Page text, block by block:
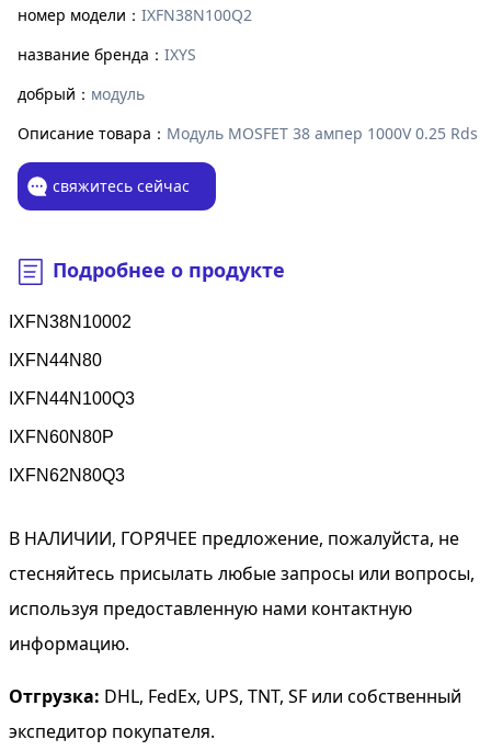
номер модели： IXFN38N100Q2
название бренда： IXYS
добрый： модуль
Описание товара： Модуль MOSFET 38 ампер 1000V 0.25 Rds
свяжитесь сейчас
Подробнее о продукте
IXFN38N10002
IXFN44N80
IXFN44N100Q3
IXFN60N80P
IXFN62N80Q3
В НАЛИЧИИ, ГОРЯЧЕЕ предложение, пожалуйста, не
стесняйтесь присылать любые запросы или вопросы,
используя предоставленную нами контактную
информацию.
Отгрузка: DHL, FedEx, UPS, TNT, SF или собственный
экспедитор покупателя.